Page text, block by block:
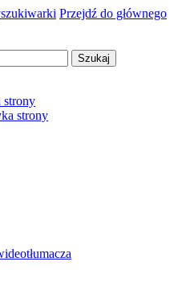
Przejdź do głównego